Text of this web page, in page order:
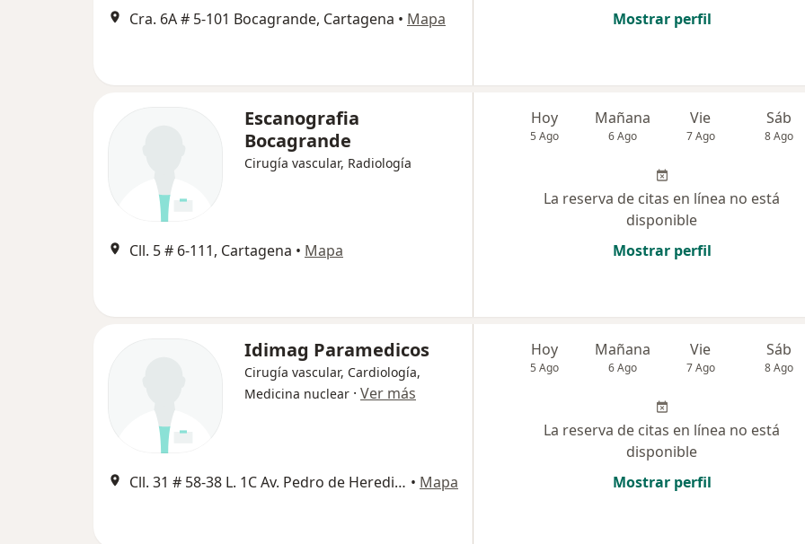
Cra. 6A # 5-101 Bocagrande, Cartagena • Mapa
Mostrar perfil
Escanografia
Bocagrande
Cirugía vascular, Radiología
Cll. 5 # 6-111, Cartagena • Mapa
Hoy
5 Ago
Mañana
6 Ago
Vie
7 Ago
Sáb
8 Ago
La reserva de citas en línea no está
disponible
Mostrar perfil
Idimag Paramedicos
Cirugía vascular, Cardiología,
Medicina nuclear · Ver más
Cll. 31 # 58-38 L. 1C Av. Pedro de Heredia C M Los Ejecutivos, Cartagena • Mapa
Hoy
5 Ago
Mañana
6 Ago
Vie
7 Ago
Sáb
8 Ago
La reserva de citas en línea no está
disponible
Mostrar perfil